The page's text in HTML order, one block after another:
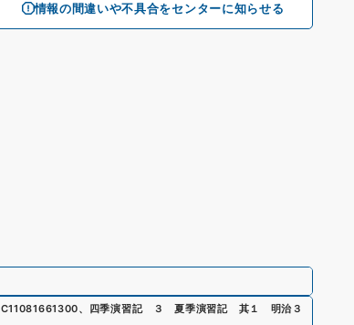
情報の間違いや不具合をセンターに知らせる
C11081661300、 四季演習記 ３ 夏季演習記 其１ 明治３